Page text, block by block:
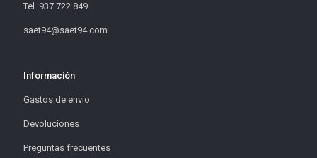
Tel. 937 722 849
saet94@saet94.com
Información
Gastos de envío
Devoluciones
Preguntas frecuentes